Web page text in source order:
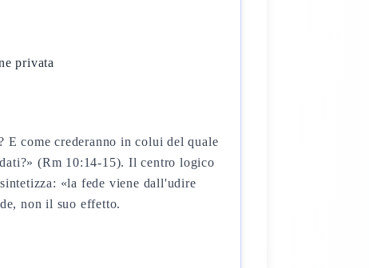
privata
E come crederanno in colui del quale
(Rm 10:14-15). Il centro logico
«la fede viene dall'udire
non il suo effetto.